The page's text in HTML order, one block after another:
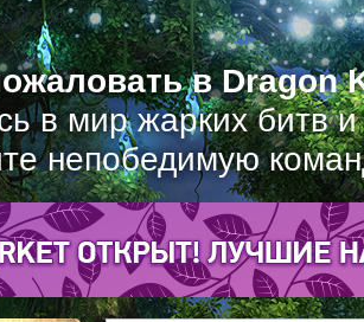
в Dragon
в мир жарких битв
непобедимую